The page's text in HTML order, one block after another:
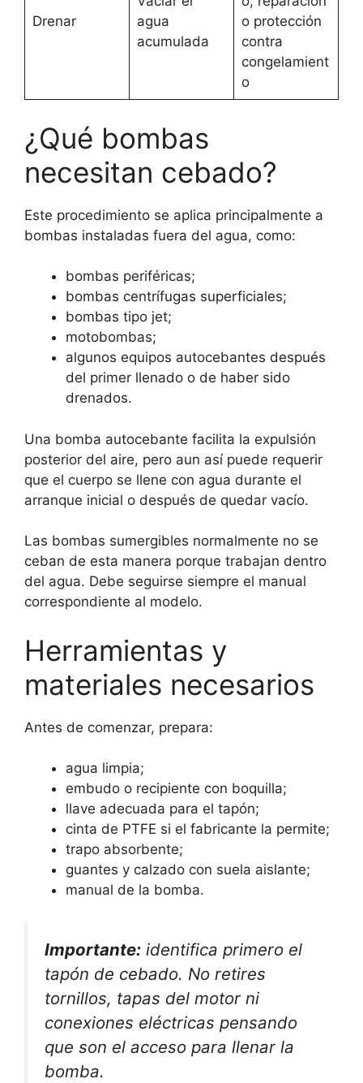
Drenar
agua
acumulada
o protección
contra
congelamient
o
¿Qué bombas
necesitan cebado?
Este procedimiento se aplica principalmente a
bombas instaladas fuera del agua, como:
bombas periféricas;
bombas centrífugas superficiales;
bombas tipo jet;
motobombas;
algunos equipos autocebantes después
del primer llenado o de haber sido
drenados.
Una bomba autocebante facilita la expulsión
posterior del aire, pero aun así puede requerir
que el cuerpo se llene con agua durante el
arranque inicial o después de quedar vacío.
Las bombas sumergibles normalmente no se
ceban de esta manera porque trabajan dentro
del agua. Debe seguirse siempre el manual
correspondiente al modelo.
Herramientas y
materiales necesarios
Antes de comenzar, prepara:
agua limpia;
embudo o recipiente con boquilla;
llave adecuada para el tapón;
cinta de PTFE si el fabricante la permite;
trapo absorbente;
guantes y calzado con suela aislante;
manual de la bomba.
Importante: identifica primero el
tapón de cebado. No retires
tornillos, tapas del motor ni
conexiones eléctricas pensando
que son el acceso para llenar la
bomba.